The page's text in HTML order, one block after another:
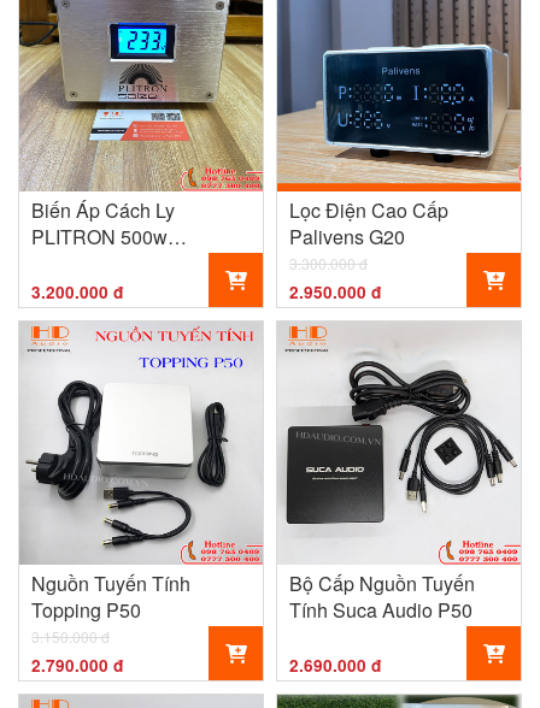
Biến Áp Cách Ly
PLITRON 500w
3.200.000 đ
Lọc Điện Cao Cấp
Palivens G20
3.300.000 đ
2.950.000 đ
Nguồn Tuyến Tính
Topping P50
3.150.000 đ
2.790.000 đ
Bộ Cấp Nguồn Tuyến
Tính Suca Audio P50
2.690.000 đ